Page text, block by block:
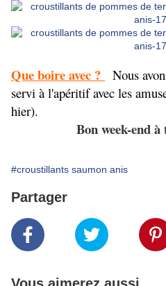
Que boire avec ?
Nous
servi à l'apéritif avec les
hier).
Bon week-end
#croustillants saumon anis
Partager